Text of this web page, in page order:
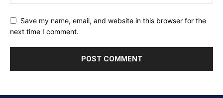
Save my name, email, and website in this browser for the
next time I comment.